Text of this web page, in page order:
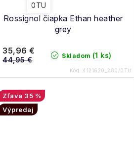
Rossignol čiapka Ethan heather
grey
0TU
Skladom (1 ks)
35,96 €
44,95 €
Kód: 4121620_280/0TU
35 %
Výpredaj